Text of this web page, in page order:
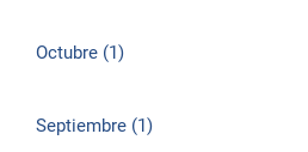
Octubre (1)
Septiembre (1)